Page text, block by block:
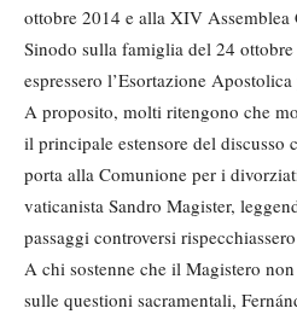
ottobre 2014 e alla XIV Assemblea
Sinodo sulla famiglia del 24
espressero l’Esortazione
A proposito, molti ritengono che
il principale estensore del
porta alla Comunione per i
vaticanista Sandro Magister,
passaggi controversi
A chi sostenne che il Magistero
sulle questioni sacramentali,